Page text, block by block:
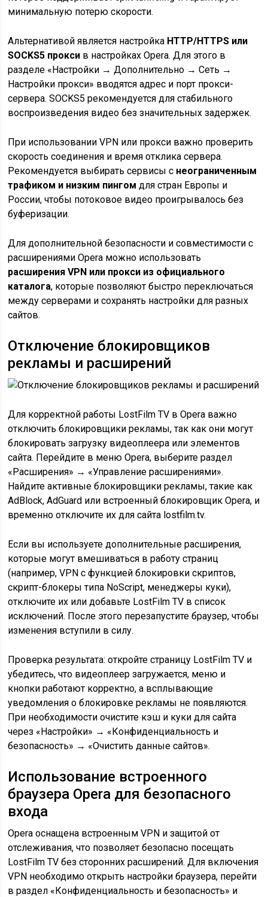
минимальную потерю скорости.
Альтернативой является настройка HTTP/HTTPS или
SOCKS5 прокси в настройках Opera. Для этого в
разделе «Настройки → Дополнительно → Сеть →
Настройки прокси» вводятся адрес и порт прокси-
сервера. SOCKS5 рекомендуется для стабильного
воспроизведения видео без значительных задержек.
При использовании VPN или прокси важно проверить
скорость соединения и время отклика сервера.
Рекомендуется выбирать сервисы с неограниченным
трафиком и низким пингом для стран Европы и
России, чтобы потоковое видео проигрывалось без
буферизации.
Для дополнительной безопасности и совместимости с
расширениями Opera можно использовать
расширения VPN или прокси из официального
каталога, которые позволяют быстро переключаться
между серверами и сохранять настройки для разных
сайтов.
Отключение блокировщиков
рекламы и расширений
Для корректной работы LostFilm TV в Opera важно
отключить блокировщики рекламы, так как они могут
блокировать загрузку видеоплеера или элементов
сайта. Перейдите в меню Opera, выберите раздел
«Расширения» → «Управление расширениями».
Найдите активные блокировщики рекламы, такие как
AdBlock, AdGuard или встроенный блокировщик Opera, и
временно отключите их для сайта lostfilm.tv.
Если вы используете дополнительные расширения,
которые могут вмешиваться в работу страниц
(например, VPN с функцией блокировки скриптов,
скрипт-блокеры типа NoScript, менеджеры куки),
отключите их или добавьте LostFilm TV в список
исключений. После этого перезапустите браузер, чтобы
изменения вступили в силу.
Проверка результата: откройте страницу LostFilm TV и
убедитесь, что видеоплеер загружается, меню и
кнопки работают корректно, а всплывающие
уведомления о блокировке рекламы не появляются.
При необходимости очистите кэш и куки для сайта
через «Настройки» → «Конфиденциальность и
безопасность» → «Очистить данные сайтов».
Использование встроенного
браузера Opera для безопасного
входа
Opera оснащена встроенным VPN и защитой от
отслеживания, что позволяет безопасно посещать
LostFilm TV без сторонних расширений. Для включения
VPN необходимо открыть настройки браузера, перейти
в раздел «Конфиденциальность и безопасность» и